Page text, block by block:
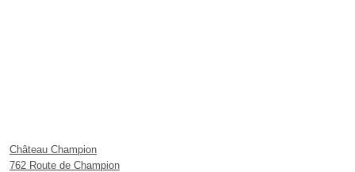
Château Champion
762 Route de Champion